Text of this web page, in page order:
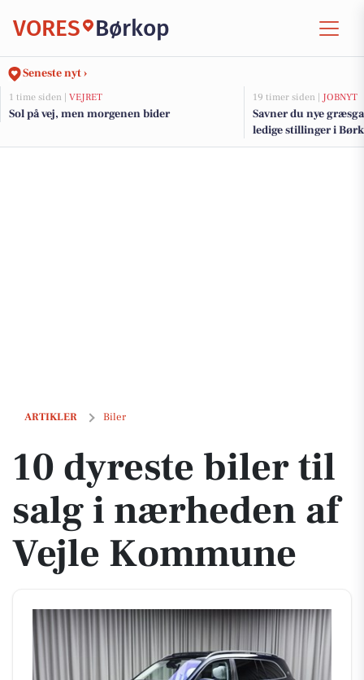
VORES Børkop
Seneste nyt ›
1 time siden | VEJRET
Sol på vej, men morgenen bider
19 timer siden | JOBNYT
Savner du nye
ledige stillinger i
ARTIKLER Biler
10 dyreste biler til salg i nærheden af Vejle Kommune
10 dyreste biler til
salg i nærheden af
Vejle Kommune